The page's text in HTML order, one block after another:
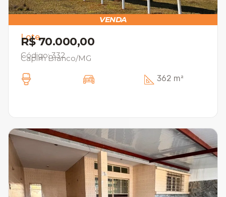
VENDA
Lote
R$ 70.000,00
Código: 332
Capim Branco/MG
362 m²